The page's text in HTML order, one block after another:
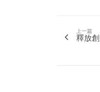
上一篇
釋放